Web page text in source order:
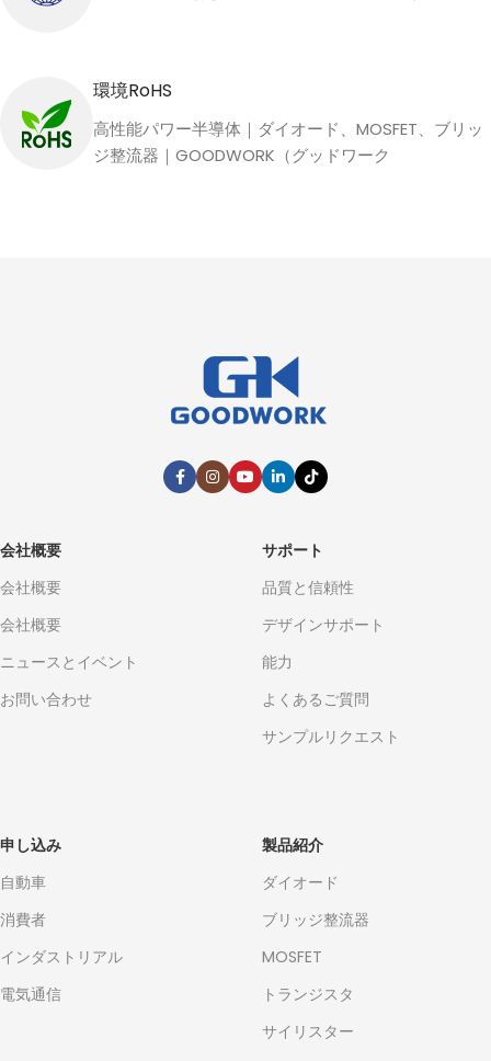
環境RoHS
高性能パワー半導体｜ダイオード、MOSFET、ブリッ
ジ整流器｜GOODWORK（グッドワーク
会社概要
会社概要
会社概要
ニュースとイベント
お問い合わせ
サポート
品質と信頼性
デザインサポート
能力
よくあるご質問
サンプルリクエスト
申し込み
自動車
消費者
インダストリアル
電気通信
製品紹介
ダイオード
ブリッジ整流器
MOSFET
トランジスタ
サイリスター